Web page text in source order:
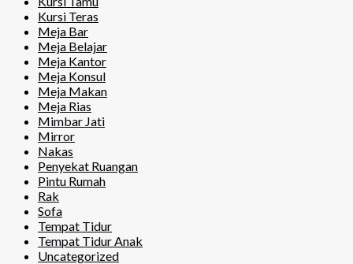
Kursi Teras
Meja Bar
Meja Belajar
Meja Kantor
Meja Konsul
Meja Makan
Meja Rias
Mimbar Jati
Mirror
Nakas
Penyekat Ruangan
Pintu Rumah
Rak
Sofa
Tempat Tidur
Tempat Tidur Anak
Uncategorized